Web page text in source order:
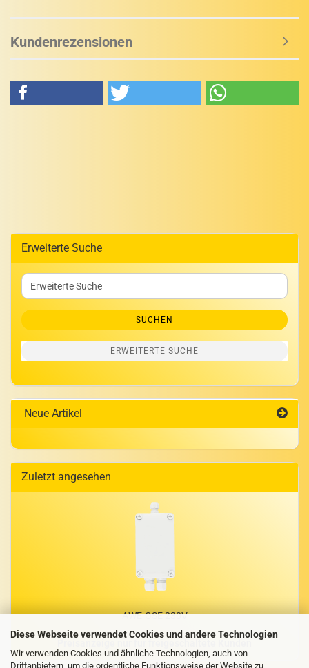
Diese Webseite verwendet Cookies und andere Technologien
Wir verwenden Cookies und ähnliche Technologien, auch von
Drittanbietern, um die ordentliche Funktionsweise der Website zu
Kundenrezensionen
Erweiterte Suche
Erweiterte
Suche
SUCHEN
ERWEITERTE SUCHE
Neue Artikel
Zuletzt angesehen
AWE-​OSE 230V